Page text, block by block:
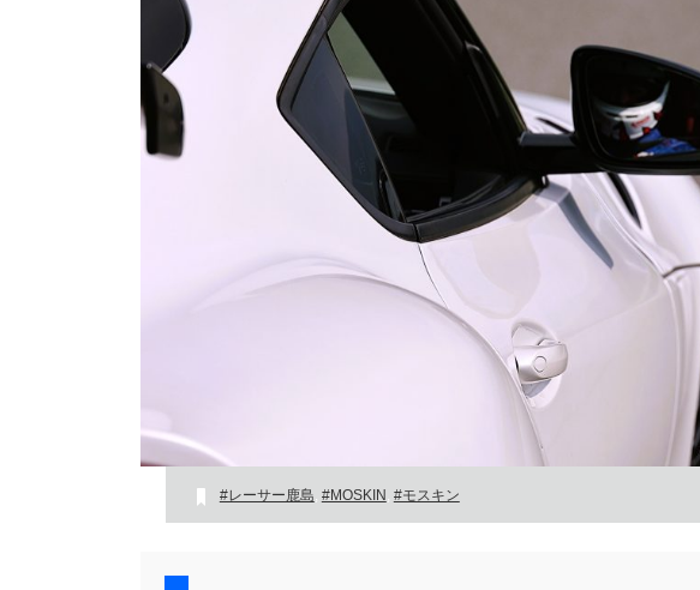
#レーサー鹿島, #MOSKIN , #モスキン